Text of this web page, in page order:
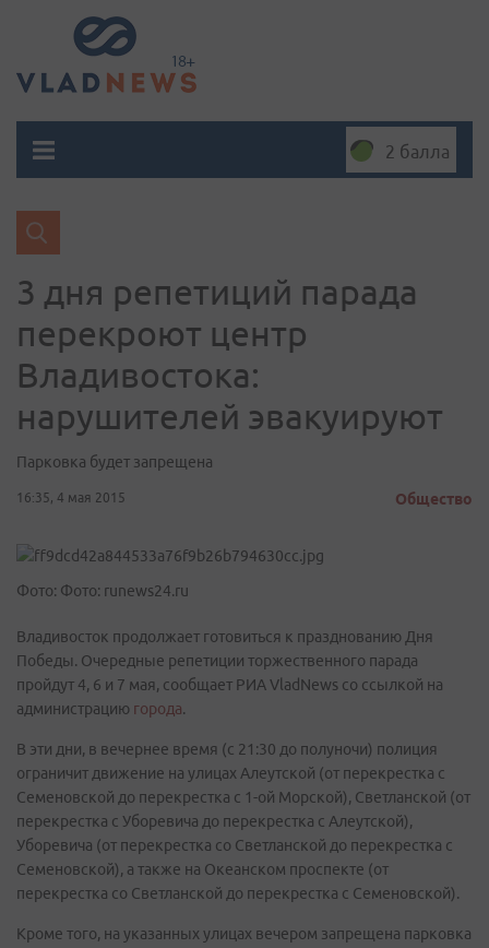
2 балла
3 дня репетиций парада
перекроют центр
Владивостока:
нарушителей эвакуируют
Парковка будет запрещена
16:35, 4 мая 2015 Общество
Фото: Фото: runews24.ru
Владивосток продолжает готовиться к празднованию Дня
Победы. Очередные репетиции торжественного парада
пройдут 4, 6 и 7 мая, сообщает РИА VladNews со ссылкой на
администрацию города.
В эти дни, в вечернее время (с 21:30 до полуночи) полиция
ограничит движение на улицах Алеутской (от перекрестка с
Семеновской до перекрестка с 1-ой Морской), Светланской (от
перекрестка с Уборевича до перекрестка с Алеутской),
Уборевича (от перекрестка со Светланской до перекрестка с
Семеновской), а также на Океанском проспекте (от
перекрестка со Светланской до перекрестка с Семеновской).
Кроме того, на указанных улицах вечером запрещена парковка